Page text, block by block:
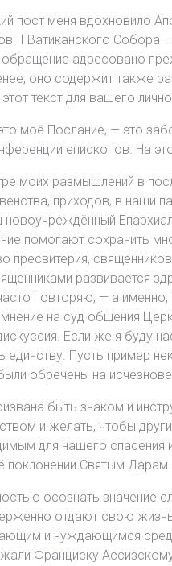
пост меня вдохновило
II Ватиканского Собора
адресовано
оно содержит также
текст для вашего
моё Послание, — это
епископов. На
моих размышлений в
приходов, в наши
новоучреждённый
помогают сохранить
пресвитерия,
развивается
повторяю, — а
на суд общения
Если же я буду
единству. Пусть пример
обречены на
быть знаком и
и желать, чтобы
для нашего
поклонении Святым Дарам.
осознать значение
отдают свою
и нуждающимся
Франциску